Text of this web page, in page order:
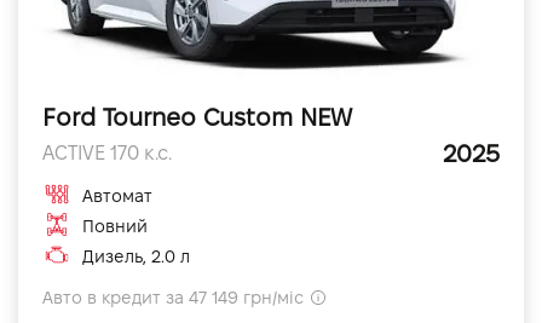
Ford Tourneo Custom NEW
ACTIVE 170 к.с. 2025
Автомат
Повний
Дизель, 2.0 л
Авто в кредит за 47 149 грн/міс